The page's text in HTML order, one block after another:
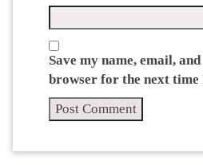
Save my name, email,
browser for the next time